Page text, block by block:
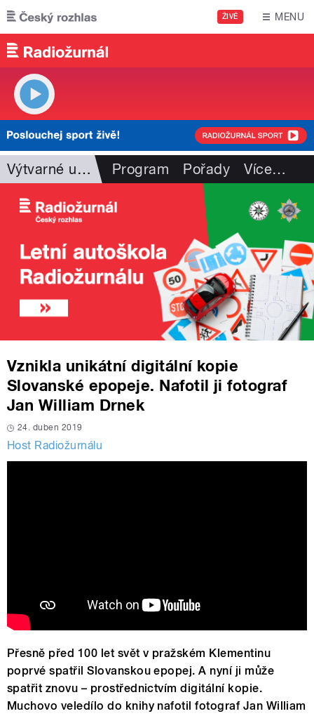
Přejít k hlavnímu obsahu
ŽIVĚ MENU
Výtvarné umění Program Pořady Více…
Vznikla unikátní digitální kopie
Slovanské epopeje. Nafotil ji fotograf
Jan William Drnek
24. duben 2019
Host Radiožurnálu
Přesně před 100 let svět v pražském Klementinu
poprvé spatřil Slovanskou epopej. A nyní ji může
spatřit znovu – prostřednictvím digitální kopie.
Muchovo veledílo do knihy nafotil fotograf Jan William